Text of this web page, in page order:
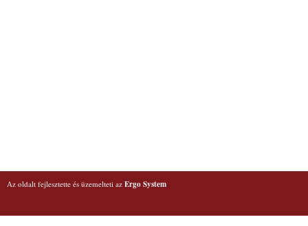
Az oldalt fejlesztette és üzemelteti az Ergo System